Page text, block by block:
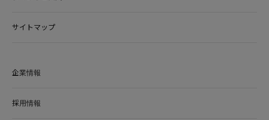
サイトマップ
企業情報
採用情報